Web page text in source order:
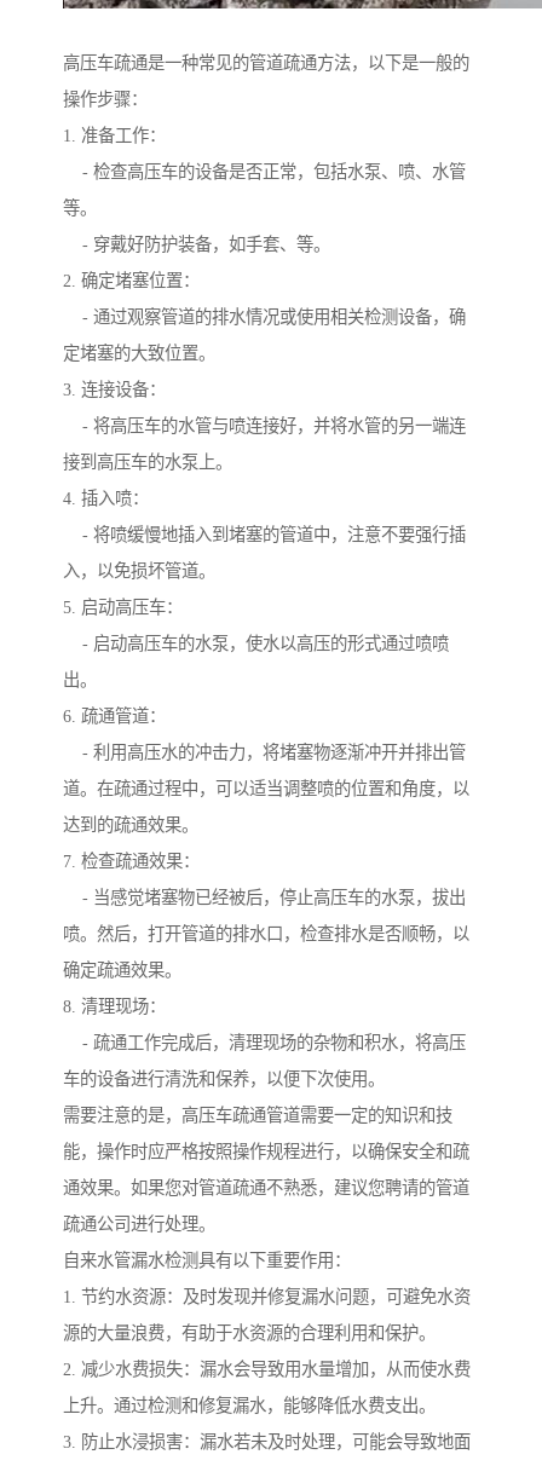
高压车疏通是一种常见的管道疏通方法，以下是一般的
操作步骤：
1. 准备工作：
- 检查高压车的设备是否正常，包括水泵、喷、水管
等。
- 穿戴好防护装备，如手套、等。
2. 确定堵塞位置：
- 通过观察管道的排水情况或使用相关检测设备，确
定堵塞的大致位置。
3. 连接设备：
- 将高压车的水管与喷连接好，并将水管的另一端连
接到高压车的水泵上。
4. 插入喷：
- 将喷缓慢地插入到堵塞的管道中，注意不要强行插
入，以免损坏管道。
5. 启动高压车：
- 启动高压车的水泵，使水以高压的形式通过喷喷
出。
6. 疏通管道：
- 利用高压水的冲击力，将堵塞物逐渐冲开并排出管
道。在疏通过程中，可以适当调整喷的位置和角度，以
达到的疏通效果。
7. 检查疏通效果：
- 当感觉堵塞物已经被后，停止高压车的水泵，拔出
喷。然后，打开管道的排水口，检查排水是否顺畅，以
确定疏通效果。
8. 清理现场：
- 疏通工作完成后，清理现场的杂物和积水，将高压
车的设备进行清洗和保养，以便下次使用。
需要注意的是，高压车疏通管道需要一定的知识和技
能，操作时应严格按照操作规程进行，以确保安全和疏
通效果。如果您对管道疏通不熟悉，建议您聘请的管道
疏通公司进行处理。
自来水管漏水检测具有以下重要作用：
1. 节约水资源：及时发现并修复漏水问题，可避免水资
源的大量浪费，有助于水资源的合理利用和保护。
2. 减少水费损失：漏水会导致用水量增加，从而使水费
上升。通过检测和修复漏水，能够降低水费支出。
3. 防止水浸损害：漏水若未及时处理，可能会导致地面